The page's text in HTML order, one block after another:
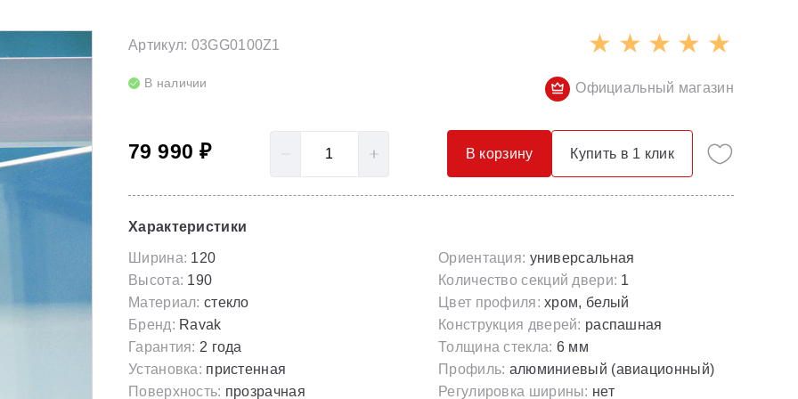
NewDay
Rosa II
Сточные комплекты для ванн
Серия Spring
Серия Susan
Смесители скрытого монтажа
Артикул: 03GG0100Z1
В наличии Официальный магазин
79 990 ₽ В корзину Купить в 1 клик
Характеристики
Ширина: 120
Высота: 190
Материал: стекло
Бренд: Ravak
Гарантия: 2 года
Установка: пристенная
Поверхность: прозрачная
Ориентация: универсальная
Количество секций двери: 1
Цвет профиля: хром, белый
Конструкция дверей: распашная
Толщина стекла: 6 мм
Профиль: алюминиевый (авиационный)
Регулировка ширины: нет